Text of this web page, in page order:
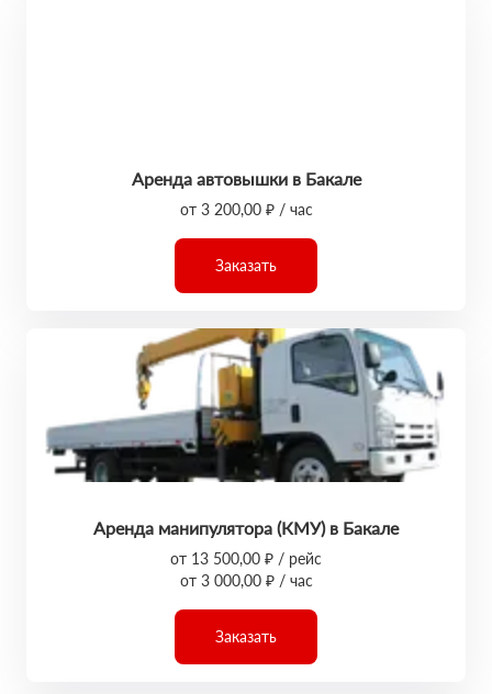
Аренда автовышки в Бакале
от 3 200,00 ₽ / час
Заказать
Аренда манипулятора (КМУ) в Бакале
от 13 500,00 ₽ / рейс
от 3 000,00 ₽ / час
Заказать